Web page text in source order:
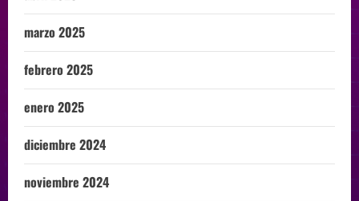
marzo 2025
febrero 2025
enero 2025
diciembre 2024
noviembre 2024